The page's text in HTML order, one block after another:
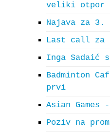
veliki otpor
Najava za
Last call za
Inga Sadaić
Badminton
prvi
Asian Games
Poziv na